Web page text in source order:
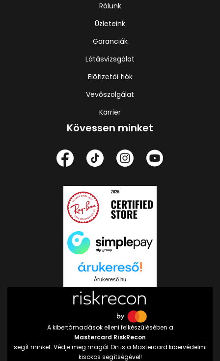
Rólunk
Üzleteink
Garanciák
Látásvizsgálat
Előfizetői fiók
Vevőszolgálat
Karrier
Kövessen minket
Árukereső.hu
A kibertámadások elleni felkészülésében a
Mastercard RiskRecon
segít minket. Védje meg magát Ön is a Mastercard kibervédelmi
kisokos segítségével!